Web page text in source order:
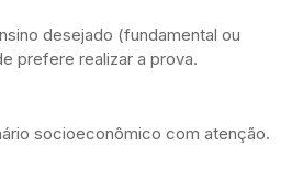
desejado (fundamental ou
prefere realizar a prova.
socioeconômico com atenção.